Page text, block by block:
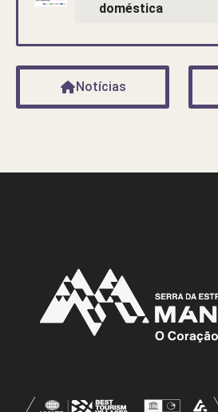
doméstica
Notícias